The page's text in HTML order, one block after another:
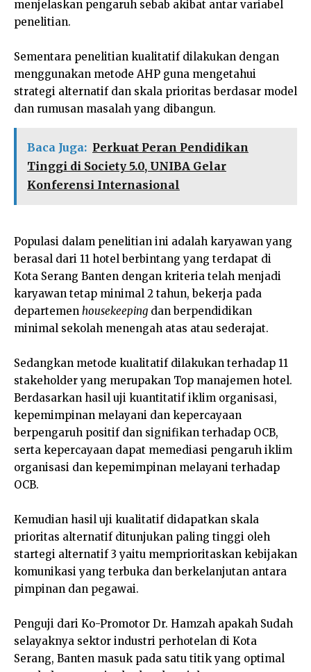
menjelaskan pengaruh sebab akibat antar variabel
penelitian.
Sementara penelitian kualitatif dilakukan dengan
menggunakan metode AHP guna mengetahui
strategi alternatif dan skala prioritas berdasar model
dan rumusan masalah yang dibangun.
Baca Juga: Perkuat Peran Pendidikan
Tinggi di Society 5.0, UNIBA Gelar
Konferensi Internasional
Populasi dalam penelitian ini adalah karyawan yang
berasal dari 11 hotel berbintang yang terdapat di
Kota Serang Banten dengan kriteria telah menjadi
karyawan tetap minimal 2 tahun, bekerja pada
departemen housekeeping dan berpendidikan
minimal sekolah menengah atas atau sederajat.
Sedangkan metode kualitatif dilakukan terhadap 11
stakeholder yang merupakan Top manajemen hotel.
Berdasarkan hasil uji kuantitatif iklim organisasi,
kepemimpinan melayani dan kepercayaan
berpengaruh positif dan signifikan terhadap OCB,
serta kepercayaan dapat memediasi pengaruh iklim
organisasi dan kepemimpinan melayani terhadap
OCB.
Kemudian hasil uji kualitatif didapatkan skala
prioritas alternatif ditunjukan paling tinggi oleh
startegi alternatif 3 yaitu memprioritaskan kebijakan
komunikasi yang terbuka dan berkelanjutan antara
pimpinan dan pegawai.
Penguji dari Ko-Promotor Dr. Hamzah apakah Sudah
selayaknya sektor industri perhotelan di Kota
Serang, Banten masuk pada satu titik yang optimal